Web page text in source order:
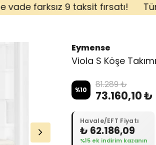
farksız 9 taksit fırsatı! Tüm
Eymense
Viola S Köşe Takımı
%10 81.289 ₺
73.160,10 ₺
Havale/EFT Fiyatı
₺ 62.186,09
%15 ek indirim kazanın